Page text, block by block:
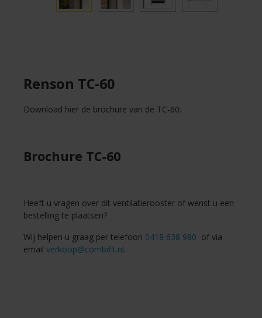
Renson TC-60
Download hier de brochure van de TC-60:
Brochure TC-60
Heeft u vragen over dit ventilatierooster of wenst u een
bestelling te plaatsen?
Wij helpen u graag per telefoon 0418 638 980 of via
email verkoop@combifit.nl.